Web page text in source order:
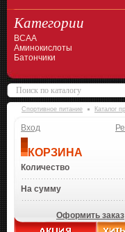
Категории
BCAA
Аминокислоты
Батончики
Спортивное питание Каталог
Вход
КОРЗИНА
Количество
На сумму
Оформить заказ